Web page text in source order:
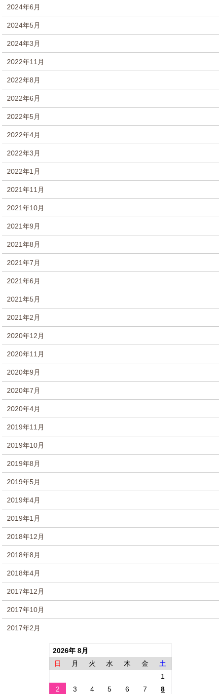
2024年6月
2024年5月
2024年3月
2022年11月
2022年8月
2022年6月
2022年5月
2022年4月
2022年3月
2022年1月
2021年11月
2021年10月
2021年9月
2021年8月
2021年7月
2021年6月
2021年5月
2021年2月
2020年12月
2020年11月
2020年9月
2020年7月
2020年4月
2019年11月
2019年10月
2019年8月
2019年5月
2019年4月
2019年1月
2018年12月
2018年8月
2018年4月
2017年12月
2017年10月
2017年2月
2026年 8月
日
月 火 水 木 金
土
1
2
3 4 5 6 7
8